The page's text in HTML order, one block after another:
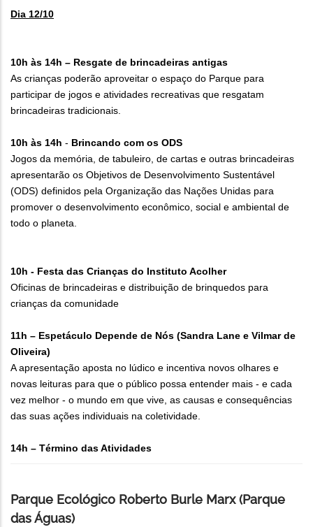
Dia 12/10
10h às 14h – Resgate de brincadeiras antigas
As crianças poderão aproveitar o espaço do Parque para
participar de jogos e atividades recreativas que resgatam
brincadeiras tradicionais.
10h às 14h - Brincando com os ODS
Jogos da memória, de tabuleiro, de cartas e outras brincadeiras
apresentarão os Objetivos de Desenvolvimento Sustentável
(ODS) definidos pela Organização das Nações Unidas para
promover o desenvolvimento econômico, social e ambiental de
todo o planeta.
10h - Festa das Crianças do Instituto Acolher
Oficinas de brincadeiras e distribuição de brinquedos para
crianças da comunidade
11h – Espetáculo Depende de Nós (Sandra Lane e Vilmar de
Oliveira)
A apresentação aposta no lúdico e incentiva novos olhares e
novas leituras para que o público possa entender mais - e cada
vez melhor - o mundo em que vive, as causas e consequências
das suas ações individuais na coletividade.
14h – Término das Atividades
Parque Ecológico Roberto Burle Marx (Parque
das Águas)